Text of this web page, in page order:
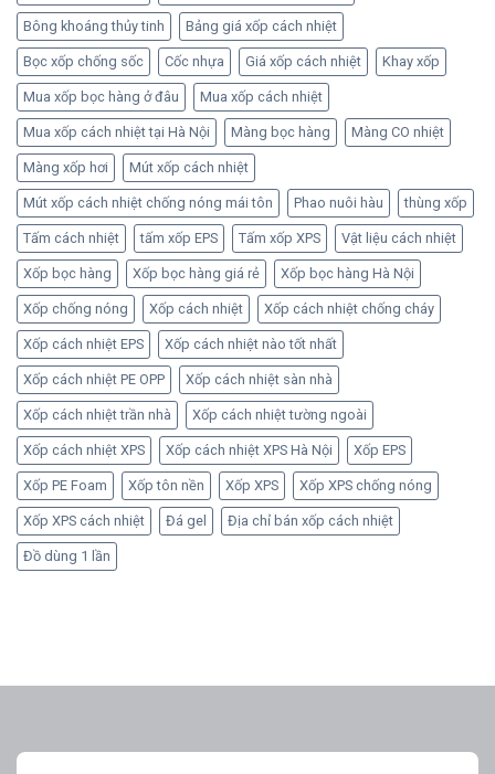
Bông khoáng thủy tinh Bảng giá xốp cách nhiệt
Bọc xốp chống sốc Cốc nhựa Giá xốp cách nhiệt Khay xốp
Mua xốp bọc hàng ở đâu Mua xốp cách nhiệt
Mua xốp cách nhiệt tại Hà Nội Màng bọc hàng Màng CO nhiệt
Màng xốp hơi Mút xốp cách nhiệt
Mút xốp cách nhiệt chống nóng mái tôn Phao nuôi hàu thùng xốp
Tấm cách nhiệt tấm xốp EPS Tấm xốp XPS Vật liệu cách nhiệt
Xốp bọc hàng Xốp bọc hàng giá rẻ Xốp bọc hàng Hà Nội
Xốp chống nóng Xốp cách nhiệt Xốp cách nhiệt chống cháy
Xốp cách nhiệt EPS Xốp cách nhiệt nào tốt nhất
Xốp cách nhiệt PE OPP Xốp cách nhiệt sàn nhà
Xốp cách nhiệt trần nhà Xốp cách nhiệt tường ngoài
Xốp cách nhiệt XPS Xốp cách nhiệt XPS Hà Nội Xốp EPS
Xốp PE Foam Xốp tôn nền Xốp XPS Xốp XPS chống nóng
Xốp XPS cách nhiệt Đá gel Địa chỉ bán xốp cách nhiệt
Đồ dùng 1 lần